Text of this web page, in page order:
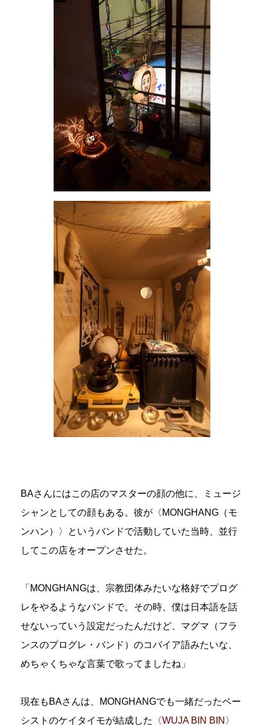
BAさんにはこの店のマスターの顔の他に、ミュージ
シャンとしての顔もある。彼が〈MONGHANG（モ
ンハン）〉というバンドで活動していた当時、並行
してこの店をオープンさせた。
「MONGHANGは、宗教団体みたいな格好でプログ
レをやるようなバンドで。その時、僕は日本語を話
せないっていう設定だったんだけど、マグマ（フラ
ンスのプログレ・バンド）のコバイア語みたいな、
めちゃくちゃな言葉で歌ってましたね」
現在もBAさんは、MONGHANGでも一緒だったベー
シストのケイタイモが結成した〈WUJA BIN BIN 〉